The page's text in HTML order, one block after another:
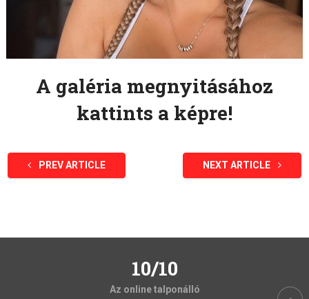
A galéria megnyitásához
kattints a képre!
PREV ARTICLE NEXT ARTICLE
10/10
Az online talponálló